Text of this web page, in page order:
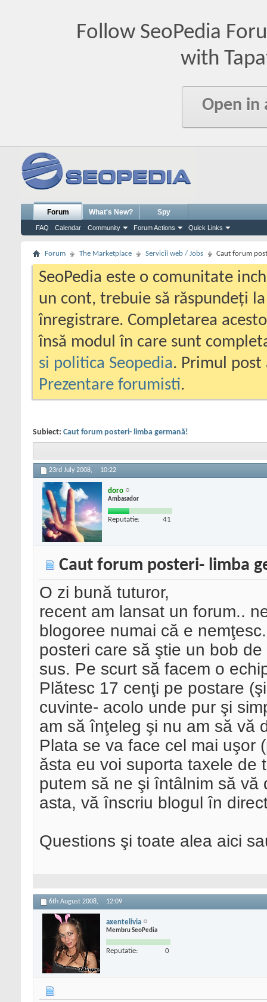
Follow SeoPedia
with
Open in
Forum
FAQ Calendar Community Forum Actions Quick Links
What's New? Spy
Forum The Marketplace Servicii web / Jobs Caut forum
SeoPedia este o comunitate
un cont, trebuie să răspundeți
înregistrare. Completarea
însă modul în care sunt
si politica Seopedia. Primul
Prezentare forumisti.
Subiect: Caut forum posteri- limba germană!
23rd July 2008, 10:22
doro
Ambasador
Reputatie: 41
Caut forum posteri- limba
O zi bună tuturor,
recent am lansat un forum..
blogoree numai că e
posteri care să ştie un bob
sus. Pe scurt să facem o
Plătesc 17 cenţi pe postare
cuvinte- acolo unde pur şi
am să înţeleg şi nu am să vă
Plata se va face cel mai uşor
ăsta eu voi suporta taxele de
putem să ne şi întâlnim să
asta, vă înscriu blogul în
Questions şi toate alea aici
6th August 2008, 12:09
axentelivia
Membru SeoPedia
Reputatie: 0